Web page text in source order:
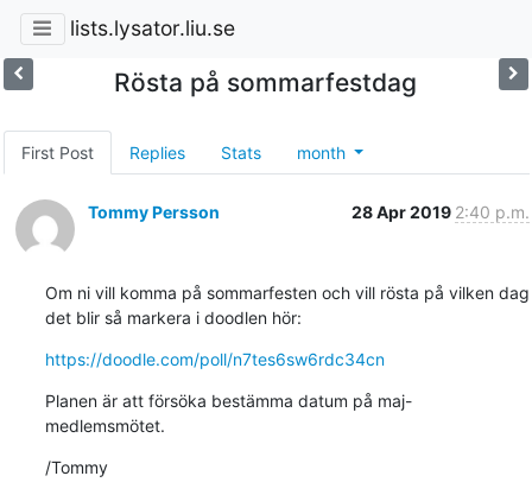
lists.lysator.liu.se
Rösta på sommarfestdag
First Post Replies Stats month
Tommy Persson 28 Apr 2019 2:40 p.m.
Om ni vill komma på sommarfesten och vill rösta på vilken dag
det blir så markera i doodlen hör:
https://doodle.com/poll/n7tes6sw6rdc34cn
Planen är att försöka bestämma datum på maj-
medlemsmötet.
/Tommy